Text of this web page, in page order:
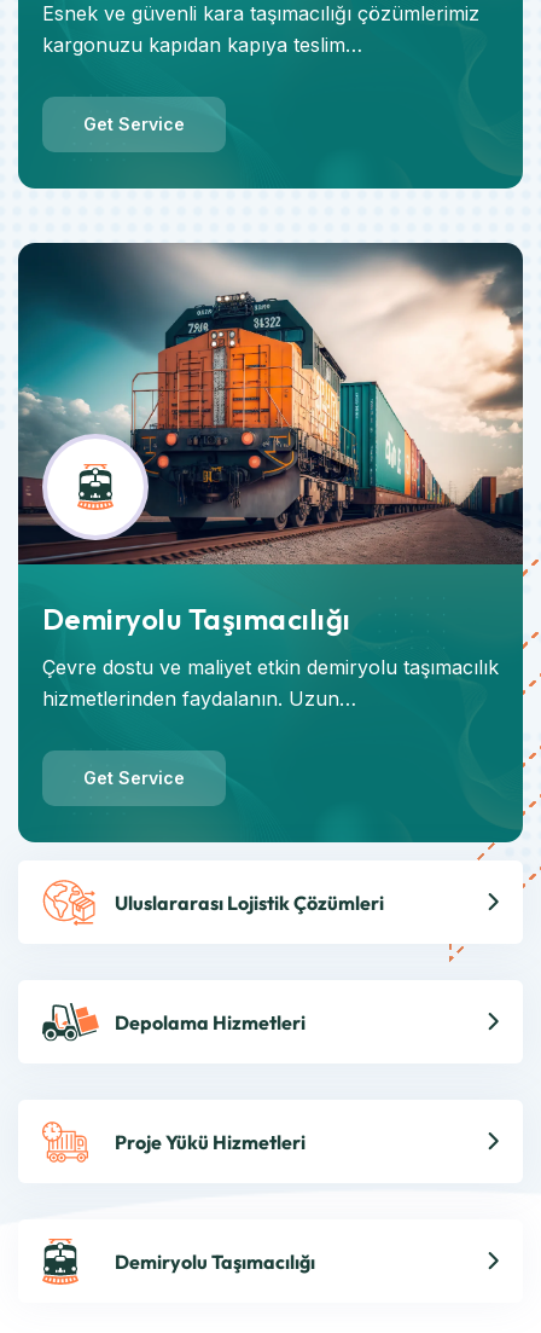
Esnek ve güvenli kara taşımacılığı çözümlerimiz
kargonuzu kapıdan kapıya teslim…
Get Service
Demiryolu Taşımacılığı
Çevre dostu ve maliyet etkin demiryolu taşımacılık
hizmetlerinden faydalanın. Uzun…
Get Service
Uluslararası Lojistik Çözümleri
Depolama Hizmetleri
Proje Yükü Hizmetleri
Demiryolu Taşımacılığı